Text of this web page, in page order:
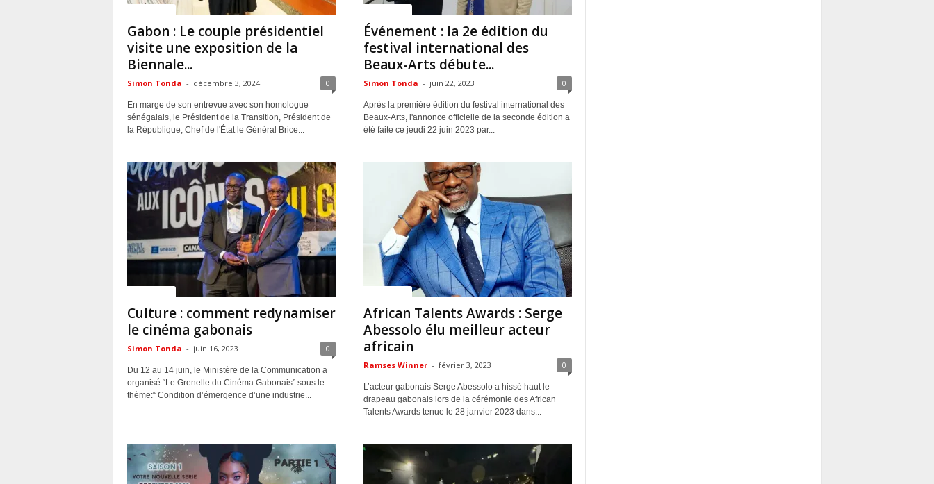
Gabon : Le couple présidentiel
visite une exposition de la
Biennale...
Simon Tonda - décembre 3, 2024 0
En marge de son entrevue avec son homologue
sénégalais, le Président de la Transition, Président de
la République, Chef de l'État le Général Brice...
Événement : la 2e édition du
festival international des
Beaux-Arts débute...
Simon Tonda - juin 22, 2023 0
Après la première édition du festival international des
Beaux-Arts, l'annonce officielle de la seconde édition a
été faite ce jeudi 22 juin 2023 par...
Culture : comment redynamiser
le cinéma gabonais
Simon Tonda - juin 16, 2023 0
Du 12 au 14 juin, le Ministère de la Communication a
organisé “Le Grenelle du Cinéma Gabonais” sous le
thème:“ Condition d’émergence d’une industrie...
African Talents Awards : Serge
Abessolo élu meilleur acteur
africain
Ramses Winner - février 3, 2023 0
L’acteur gabonais Serge Abessolo a hissé haut le
drapeau gabonais lors de la cérémonie des African
Talents Awards tenue le 28 janvier 2023 dans...